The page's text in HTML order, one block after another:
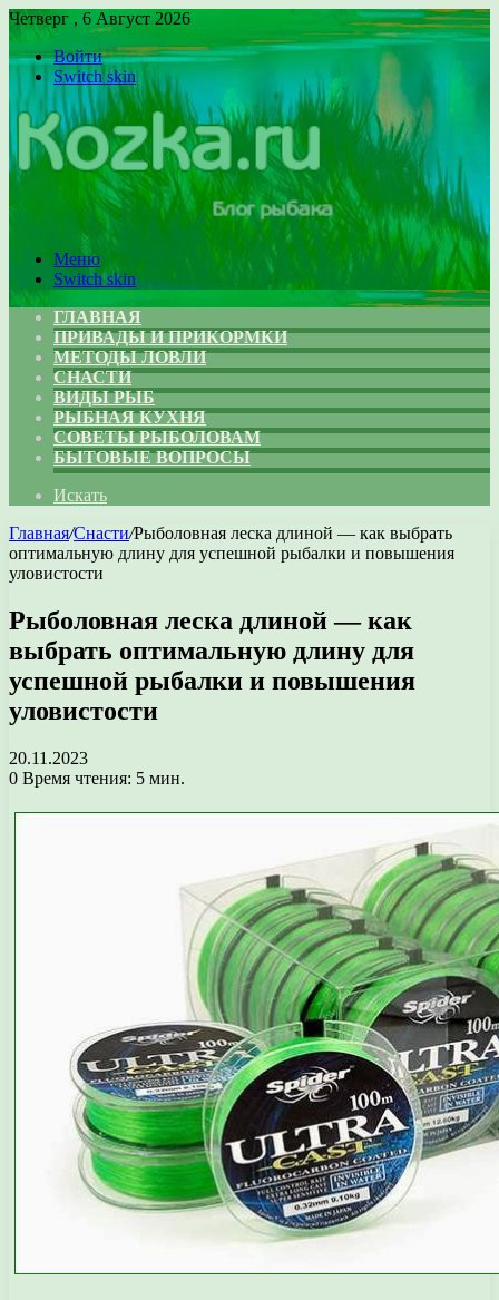
Четверг , 6 Август 2026
Войти
Switch skin
Меню
Switch skin
ГЛАВНАЯ
ПРИВАДЫ И ПРИКОРМКИ
МЕТОДЫ ЛОВЛИ
СНАСТИ
ВИДЫ РЫБ
РЫБНАЯ КУХНЯ
СОВЕТЫ РЫБОЛОВАМ
БЫТОВЫЕ ВОПРОСЫ
Искать
Главная/Снасти/Рыболовная леска длиной — как выбрать
оптимальную длину для успешной рыбалки и повышения
уловистости
Рыболовная леска длиной — как
выбрать оптимальную длину для
успешной рыбалки и повышения
уловистости
20.11.2023
0 Время чтения: 5 мин.